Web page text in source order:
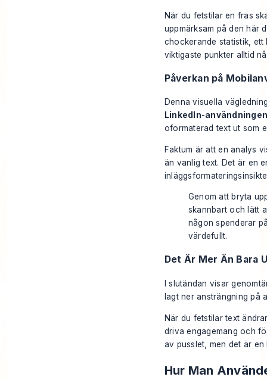
När du fetstilar en fras
uppmärksam på den här
chockerande statistik, ett
viktigaste punkter alltid
Påverkan på
Denna visuella
LinkedIn-
oformaterad text ut som
Faktum är att en analys
än vanlig text. Det är en
Genom att bryta
skannbart och lätt
någon spenderar
värdefullt.
Det Är Mer Än Bara
I slutändan visar
lagt ner ansträngning på
När du fetstilar text
driva engagemang och
av pusslet, men det är
Hur Man